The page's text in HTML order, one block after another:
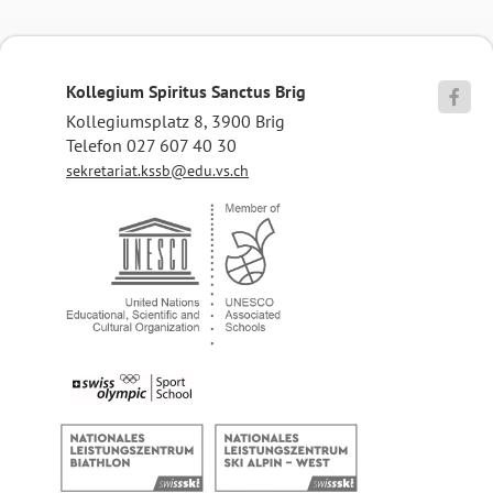
Kollegium Spiritus Sanctus Brig
Kollegiumsplatz 8, 3900 Brig
Telefon 027 607 40 30
sekretariat.kssb@edu.vs.ch
